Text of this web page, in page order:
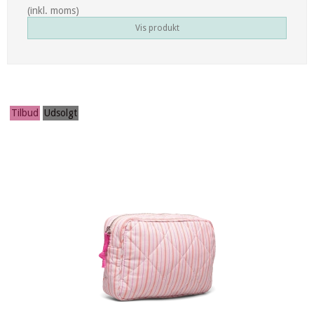
(inkl. moms)
Vis produkt
Tilbud Udsolgt